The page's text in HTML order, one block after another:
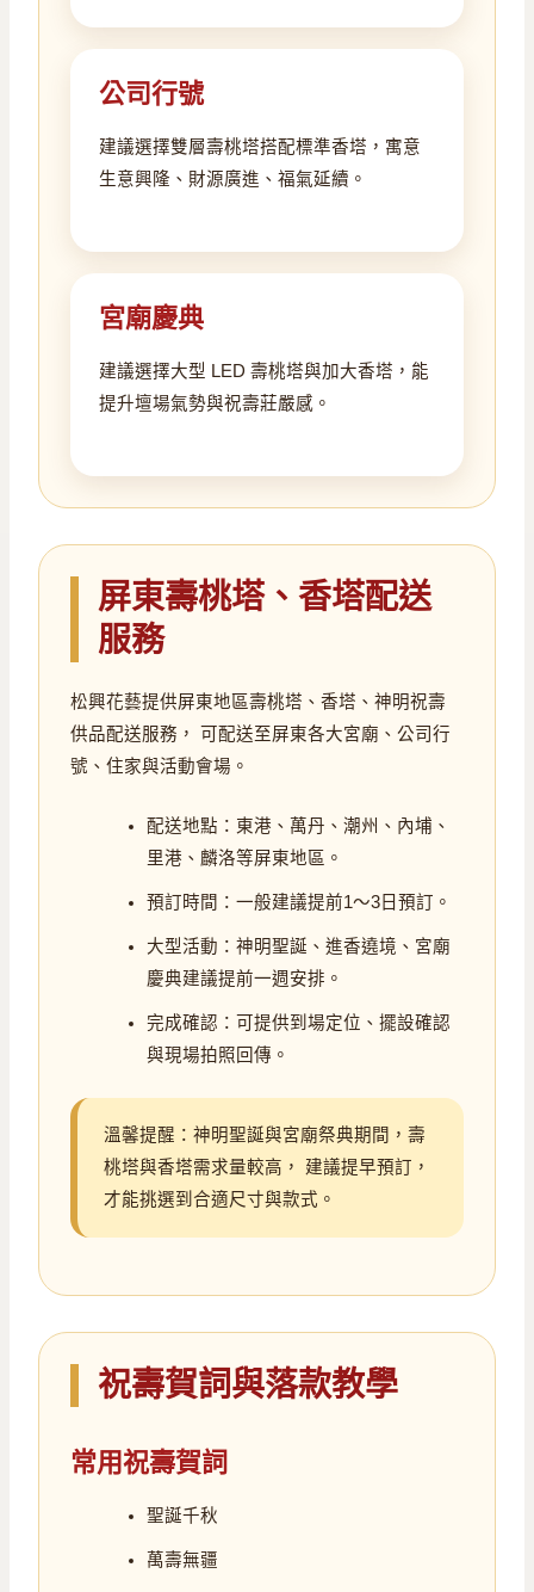
公司行號
建議選擇雙層壽桃塔搭配標準香塔，寓意
生意興隆、財源廣進、福氣延續。
宮廟慶典
建議選擇大型 LED 壽桃塔與加大香塔，能
提升壇場氣勢與祝壽莊嚴感。
屏東壽桃塔、香塔配送
服務
松興花藝提供屏東地區壽桃塔、香塔、神明祝壽
供品配送服務， 可配送至屏東各大宮廟、公司行
號、住家與活動會場。
配送地點：東港、萬丹、潮州、內埔、
里港、麟洛等屏東地區。
預訂時間：一般建議提前1～3日預訂。
大型活動：神明聖誕、進香遶境、宮廟
慶典建議提前一週安排。
完成確認：可提供到場定位、擺設確認
與現場拍照回傳。
溫馨提醒：神明聖誕與宮廟祭典期間，壽
桃塔與香塔需求量較高， 建議提早預訂，
才能挑選到合適尺寸與款式。
祝壽賀詞與落款教學
常用祝壽賀詞
聖誕千秋
萬壽無疆